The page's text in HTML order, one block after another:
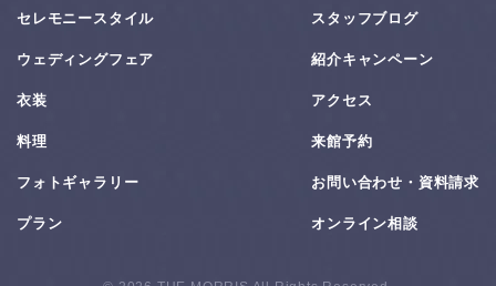
セレモニースタイル
ウェディングフェア
衣装
料理
フォトギャラリー
プラン
スタッフブログ
紹介キャンペーン
アクセス
来館予約
お問い合わせ・資料請求
オンライン相談